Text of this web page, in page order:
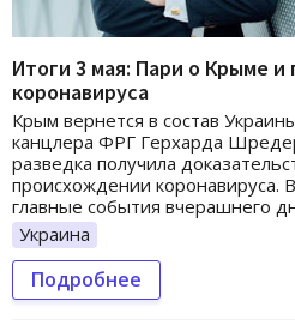
Итоги 3 мая: Пари о Крыме
коронавируса
Крым вернется в состав
канцлера ФРГ Герхарда
разведка получила
происхождении коронавируса.
главные события вчерашнего
Украина
Подробнее